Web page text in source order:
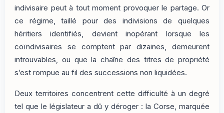
indivisaire peut à tout moment provoquer le partage. Or
ce régime, taillé pour des indivisions de quelques
héritiers identifiés, devient inopérant lorsque les
coïndivisaires se comptent par dizaines, demeurent
introuvables, ou que la chaîne des titres de propriété
s’est rompue au fil des successions non liquidées.
Deux territoires concentrent cette difficulté à un degré
tel que le législateur a dû y déroger : la Corse, marquée